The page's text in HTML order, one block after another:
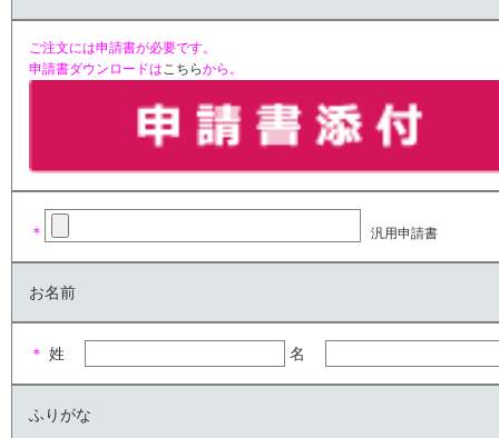
ご注文には申請書が必要です。
申請書ダウンロードはこちらから。
＊ 汎用申請書
お名前
＊ 姓 名
ふりがな